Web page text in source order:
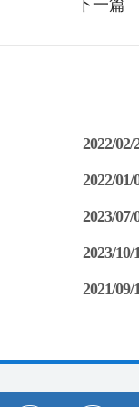
下一篇
2022/02/
2022/01/
2023/07/
2023/10/
2021/09/